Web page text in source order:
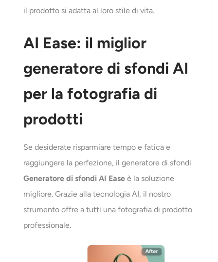
il prodotto si adatta al loro stile di vita.
AI Ease: il miglior
generatore di sfondi AI
per la fotografia di
prodotti
Se desiderate risparmiare tempo e fatica e
raggiungere la perfezione, il generatore di sfondi
Generatore di sfondi AI Ease è la soluzione
migliore. Grazie alla tecnologia AI, il nostro
strumento offre a tutti una fotografia di prodotto
professionale.